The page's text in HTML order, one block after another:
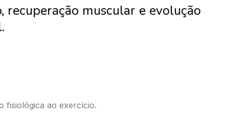
muscular e evolução
fisiológica ao exercício.